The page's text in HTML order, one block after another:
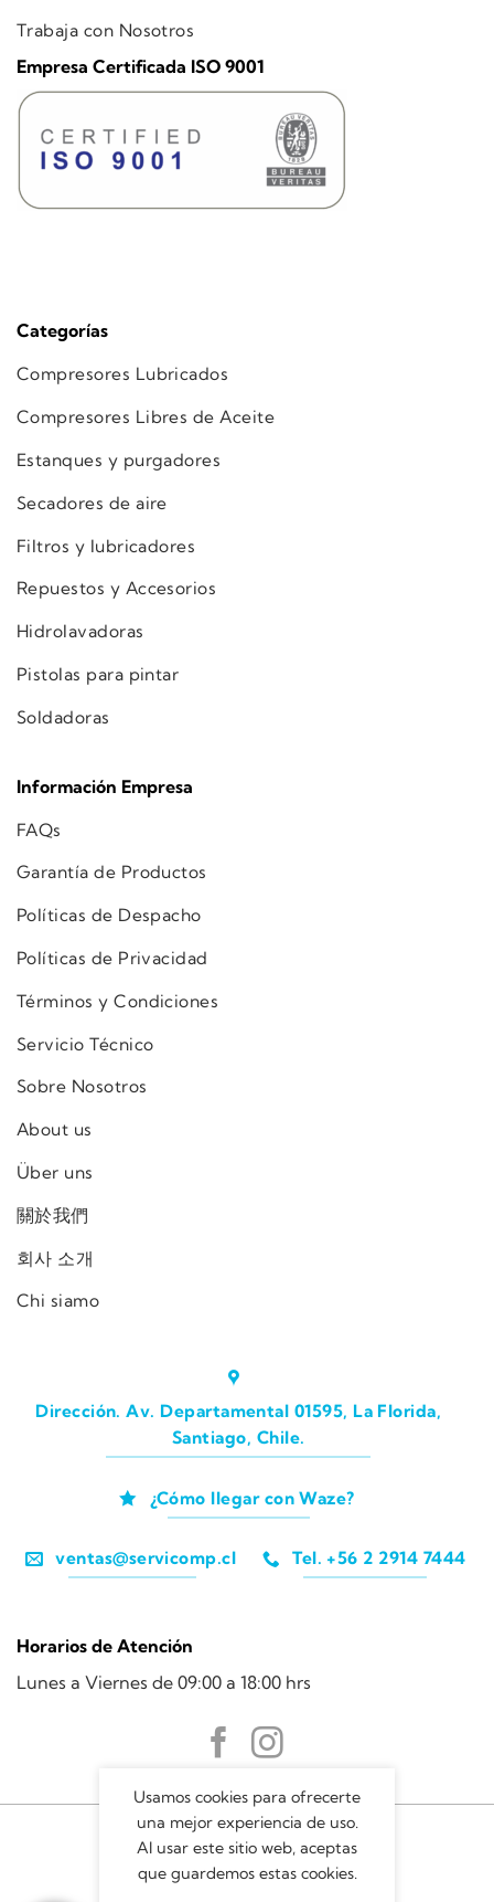
Categorías
Compresores Lubricados
Compresores Libres de Aceite
Estanques y purgadores
Secadores de aire
Filtros y lubricadores
Repuestos y Accesorios
Hidrolavadoras
Pistolas para pintar
Soldadoras
Información Empresa
FAQs
Garantía de Productos
Políticas de Despacho
Políticas de Privacidad
Términos y Condiciones
Servicio Técnico
Sobre Nosotros
About us
Über uns
關於我們
회사 소개
Chi siamo
Dirección. Av. Departamental 01595, La Florida,
Santiago, Chile.
¿Cómo llegar con Waze?
ventas@servicomp.cl Tel. +56 2 2914 7444
Horarios de Atención
Lunes a Viernes de 09:00 a 18:00 hrs
Trabaja con Nosotros
Empresa Certificada ISO 9001
Usamos cookies para ofrecerte
una mejor experiencia de uso.
Al usar este sitio web, aceptas
que guardemos estas cookies.